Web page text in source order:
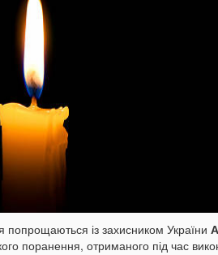
попрощаються із захисником України
поранення, отриманого під час